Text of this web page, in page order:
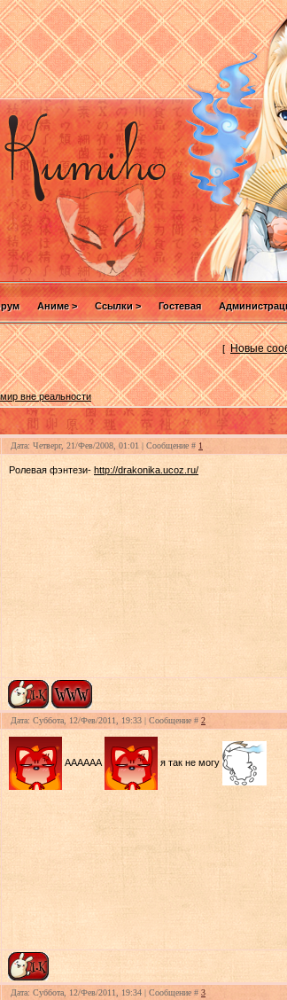
Аниме > Ссылки > Гостевая
[ Новые
вне реальности
Дата: Четверг, 21/Фев/2008, 01:01 | Сообщение # 1
Ролевая фэнтези- http://drakonika.ucoz.ru/
Дата: Суббота, 12/Фев/2011, 19:33 | Сообщение # 2
АААААА я так не могу
Дата: Суббота, 12/Фев/2011, 19:34 | Сообщение # 3